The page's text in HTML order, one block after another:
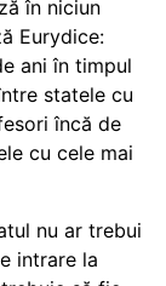
în niciun
Eurydice:
ani în timpul
statele cu
încă de
cu cele mai
nu ar trebui
intrare la